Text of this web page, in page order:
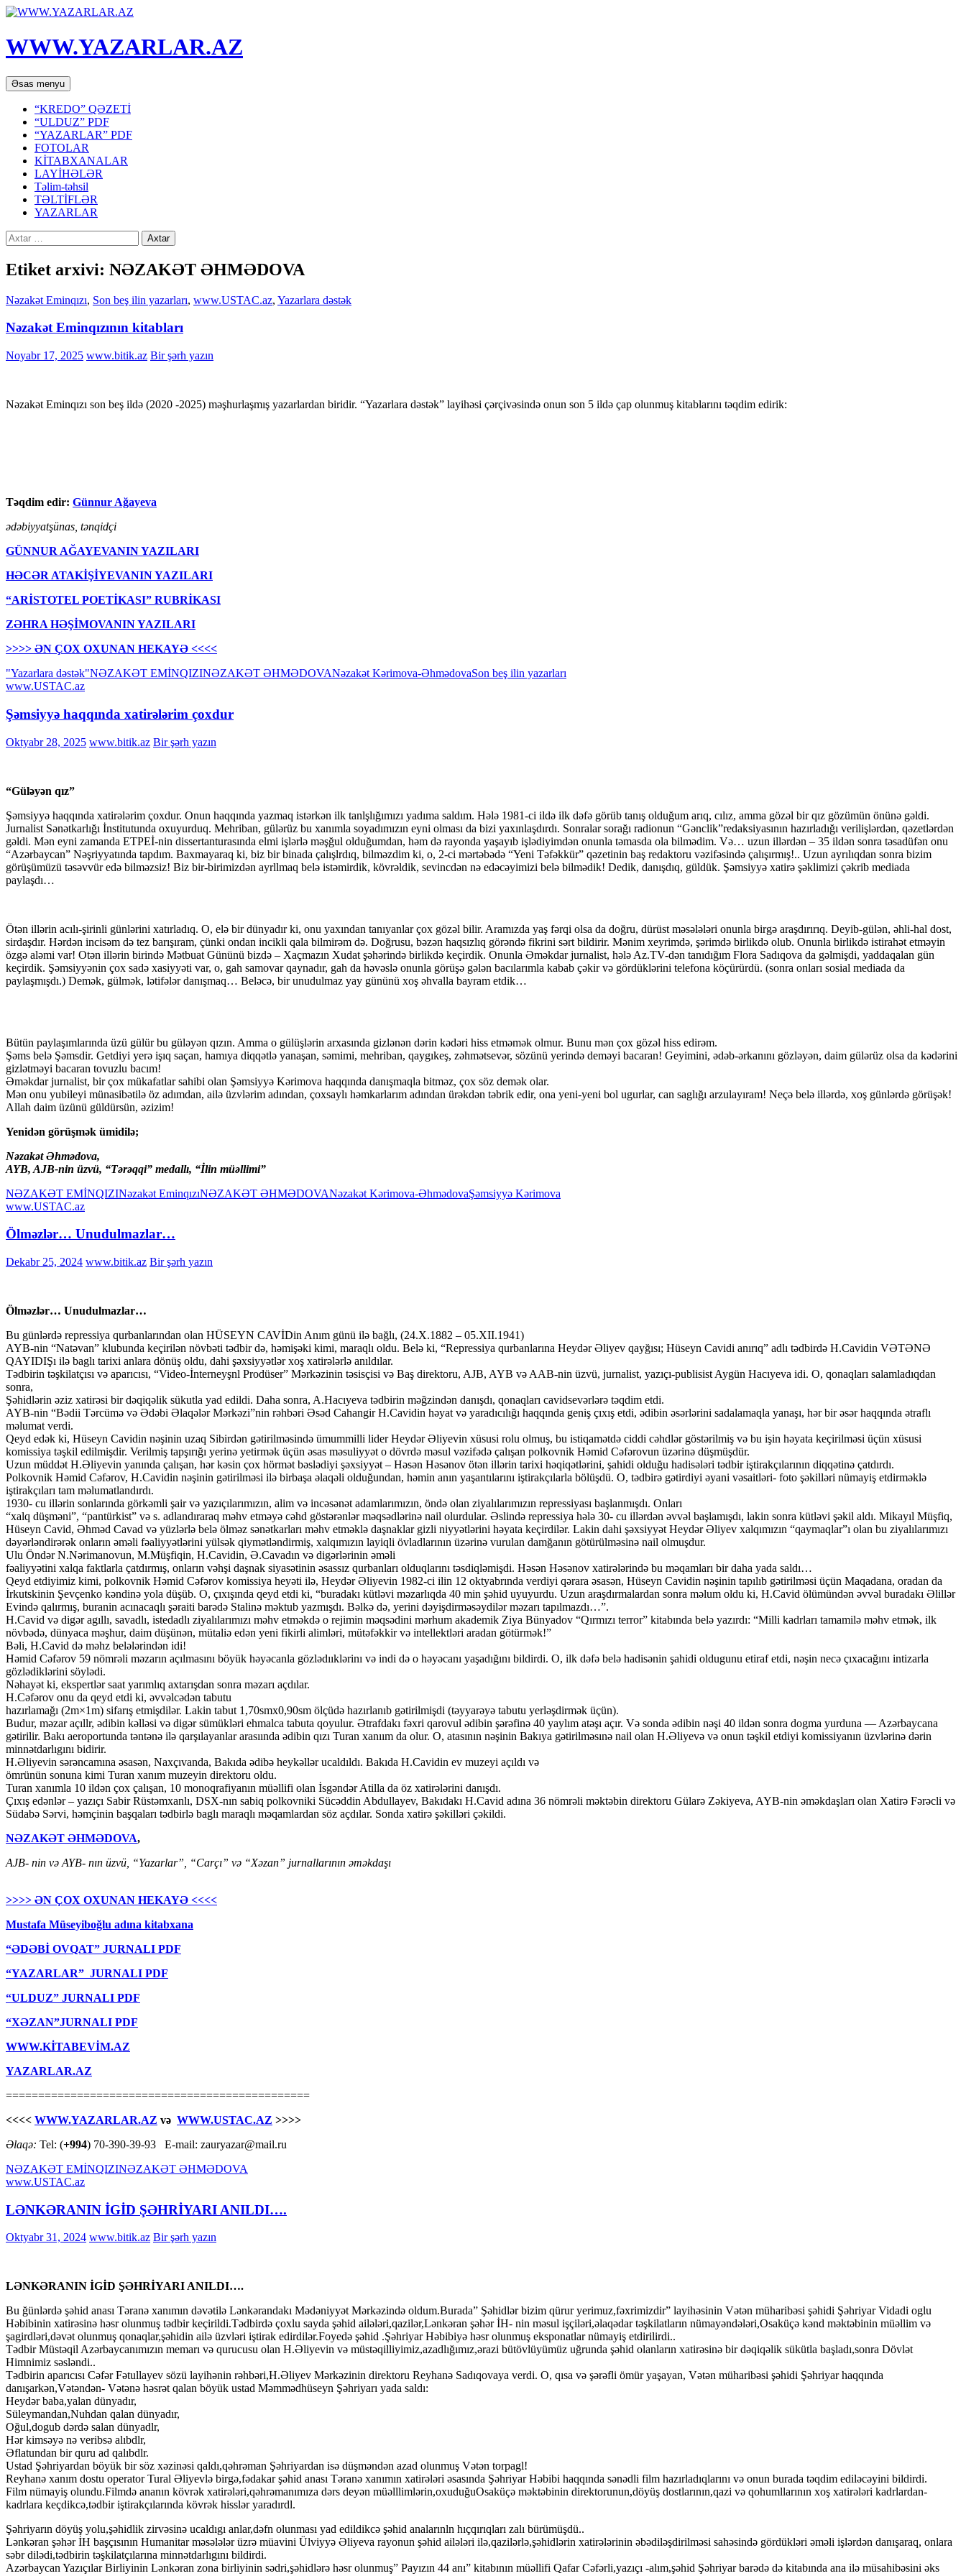
WWW.YAZARLAR.AZ
Axtar
Əsas menyu Mühtəviyyata
keç
“KREDO” QƏZETİ
“ULDUZ” PDF
“YAZARLAR” PDF
FOTOLAR
KİTABXANALAR
LAYİHƏLƏR
Təlim-təhsil
TƏLTİFLƏR
YAZARLAR
Axtarış:
Etiket arxivi: NƏZAKƏT ƏHMƏDOVA
Nəzakət Eminqızı, Son beş ilin yazarları, www.USTAC.az, Yazarlara dəstək
Nəzakət Eminqızının kitabları
Noyabr 17, 2025 www.bitik.az Bir şərh yazın
Nəzakət Eminqızı son beş ildə (2020 -2025) məşhurlaşmış yazarlardan biridir. “Yazarlara dəstək” layihəsi çərçivəsində onun son 5 ildə çap olunmuş kitablarını təqdim edirik:
Təqdim edir: Günnur Ağayeva
ədəbiyyatşünas, tənqidçi
GÜNNUR AĞAYEVANIN YAZILARI
HƏCƏR ATAKİŞİYEVANIN YAZILARI
“ARİSTOTEL POETİKASI” RUBRİKASI
ZƏHRA HƏŞİMOVANIN YAZILARI
>>>> ƏN ÇOX OXUNAN HEKAYƏ <<<<
"Yazarlara dəstək"NƏZAKƏT EMİNQIZINƏZAKƏT ƏHMƏDOVANəzakət Kərimova-ƏhmədovaSon beş ilin yazarları
www.USTAC.az
Şəmsiyyə haqqında xatirələrim çoxdur
Oktyabr 28, 2025 www.bitik.az Bir şərh yazın
“Güləyən qız”
Şəmsiyyə haqqında xatirələrim çoxdur. Onun haqqında yazmaq istərkən ilk tanlşlığımızı yadıma saldım. Hələ 1981-ci ildə ilk dəfə görüb tanış olduğum arıq, cılız, amma gözəl bir qız gözümün önünə gəldi.
Jurnalist Sənətkarlığı İnstitutunda oxuyurduq. Mehriban, gülərüz bu xanımla soyadımızın eyni olması da bizi yaxınlaşdırdı. Sonralar sorağı radionun “Gənclik”redaksiyasının hazırladığı verilişlərdən, qəzetlərdən
gəldi. Mən eyni zamanda ETPEİ-nin dissertanturasında elmi işlərlə məşğul olduğumdan, həm də rayonda yaşayıb işlədiyimdən onunla təmasda ola bilmədim. Və… uzun illərdən – 35 ildən sonra təsadüfən onu
“Azərbaycan” Nəşriyyatında tapdım. Baxmayaraq ki, biz bir binada çalışlrdıq, bilməzdim ki, o, 2-ci mərtəbədə “Yeni Təfəkkür” qəzetinin baş redaktoru vəzifəsində çalışırmış!.. Uzun ayrılıqdan sonra bizim
görüşümüzü təsəvvür edə bilməzsiz! Biz bir-birimizdən ayrllmaq belə istəmirdik, kövrəldik, sevincdən nə edəcəyimizi belə bilmədik! Dedik, danışdıq, güldük. Şəmsiyyə xatirə şəklimizi çəkrib mediada
paylaşdı…
Ötən illərin acılı-şirinli günlərini xatırladıq. O, elə bir dünyadır ki, onu yaxından tanıyanlar çox gözəl bilir. Aramızda yaş fərqi olsa da doğru, dürüst məsələləri onunla birgə araşdırırıq. Deyib-gülən, əhli-hal dost,
sirdaşdır. Hərdən incisəm də tez barışıram, çünki ondan incikli qala bilmirəm də. Doğrusu, bəzən haqsızlıq görəndə fikrini sərt bildirir. Mənim xeyrimdə, şərimdə birlikdə olub. Onunla birlikdə istirahət etməyin
özgə aləmi var! Otən illərin birində Mətbuat Gününü bizdə – Xaçmazın Xudat şəhərində birlikdə keçirdik. Onunla Əməkdar jurnalist, hələ Az.TV-dən tanıdığım Flora Sadıqova da gəlmişdi, yaddaqalan gün
keçirdik. Şəmsiyyənin çox sadə xasiyyəti var, o, gah samovar qaynadır, gah da həvəslə onunla görüşə gələn bacılarımla kabab çəkir və gördüklərini telefona köçürürdü. (sonra onları sosial mediada da
paylaşmışdı.) Demək, gülmək, lətifələr danışmaq… Beləcə, bir unudulmaz yay gününü xoş əhvalla bayram etdik…
Bütün paylaşımlarında üzü gülür bu güləyən qızın. Amma o gülüşlərin arxasında gizlənən dərin kədəri hiss etməmək olmur. Bunu mən çox gözəl hiss edirəm.
Şəms belə Şəmsdir. Getdiyi yerə işıq saçan, hamıya diqqətlə yanaşan, səmimi, mehriban, qaygıkeş, zəhmətsevər, sözünü yerində deməyi bacaran! Geyimini, ədəb-ərkanını gözləyən, daim gülərüz olsa da kədərini
gizlətməyi bacaran tovuzlu bacım!
Əməkdar jurnalist, bir çox mükafatlar sahibi olan Şəmsiyyə Kərimova haqqında danışmaqla bitməz, çox söz demək olar.
Mən onu yubileyi münasibətilə öz adımdan, ailə üzvlərim adından, çoxsaylı həmkarlarım adından ürəkdən təbrik edir, ona yeni-yeni bol ugurlar, can saglığı arzulayıram! Neçə belə illərdə, xoş günlərdə görüşək!
Allah daim üzünü güldürsün, əzizim!
Yenidən görüşmək ümidilə;
Nəzakət Əhmədova,
AYB, AJB-nin üzvü, “Tərəqqi” medallı, “İlin müəllimi”
NƏZAKƏT EMİNQIZINəzakət EminqızıNƏZAKƏT ƏHMƏDOVANəzakət Kərimova-ƏhmədovaŞəmsiyyə Kərimova
www.USTAC.az
Ölməzlər… Unudulmazlar…
Dekabr 25, 2024 www.bitik.az Bir şərh yazın
Ölməzlər… Unudulmazlar…
Bu günlərdə repressiya qurbanlarından olan HÜSEYN CAVİDin Anım günü ilə bağlı, (24.X.1882 – 05.XII.1941)
AYB-nin “Natəvan” klubunda keçirilən növbəti tədbir də, həmişəki kimi, maraqlı oldu. Belə ki, “Repressiya qurbanlarına Heydər Əliyev qayğısı; Hüseyn Cavidi anırıq” adlı tədbirdə H.Cavidin VƏTƏNƏ
QAYIDIŞı ilə baglı tarixi anlara dönüş oldu, dahi şəxsiyyətlər xoş xatirələrlə anıldılar.
Tədbirin təşkilatçısı və aparıcısı, “Video-İnterneyşnl Prodüser” Mərkəzinin təsisçisi və Baş direktoru, AJB, AYB və AAB-nin üzvü, jurnalist, yazıçı-publisist Aygün Hacıyeva idi. O, qonaqları salamladıqdan
sonra,
Şəhidlərin əziz xatirəsi bir dəqiqəlik sükutla yad edildi. Daha sonra, A.Hacıyeva tədbirin məğzindən danışdı, qonaqları cavidsevərlərə təqdim etdi.
AYB-nin “Bədii Tərcümə və Ədəbi Əlaqələr Mərkəzi”nin rəhbəri Əsəd Cahangir H.Cavidin həyat və yaradıcılığı haqqında geniş çıxış etdi, ədibin əsərlərini sadalamaqla yanaşı, hər bir əsər haqqında ətraflı
məlumat verdi.
Qeyd edək ki, Hüseyn Cavidin nəşinin uzaq Sibirdən gətirilməsində ümummilli lider Heydər Əliyevin xüsusi rolu olmuş, bu istiqamətdə ciddi cəhdlər göstərilmiş və bu işin həyata keçirilməsi üçün xüsusi
komissiya təşkil edilmişdir. Verilmiş tapşırığı yerinə yetirmək üçün əsas məsuliyyət o dövrdə məsul vəzifədə çalışan polkovnik Həmid Cəfərovun üzərinə düşmüşdür.
Uzun müddət H.Əliyevin yanında çalışan, hər kəsin çox hörmət bəslədiyi şəxsiyyət – Həsən Həsənov ötən illərin tarixi həqiqətlərini, şahidi olduğu hadisələri tədbir iştirakçılarının diqqətinə çatdırdı.
Polkovnik Həmid Cəfərov, H.Cavidin nəşinin gətirilməsi ilə birbaşa əlaqəli olduğundan, həmin anın yaşantılarını iştirakçılarla bölüşdü. O, tədbirə gətirdiyi əyani vəsaitləri- foto şəkilləri nümayiş etdirməklə
iştirakçıları tam məlumatlandırdı.
1930- cu illərin sonlarında görkəmli şair və yazıçılarımızın, alim və incəsənət adamlarımızın, öndə olan ziyalılarımızın repressiyası başlanmışdı. Onları
“xalq düşməni”, “pantürkist” və s. adlandıraraq məhv etməyə cəhd göstərənlər məqsədlərinə nail olurdular. Əslində repressiya hələ 30- cu illərdən əvvəl başlamışdı, lakin sonra kütləvi şəkil aldı. Mikayıl Müşfiq,
Hüseyn Cavid, Əhməd Cavad və yüzlərlə belə ölməz sənətkarları məhv etməklə daşnaklar gizli niyyətlərini həyata keçirdilər. Lakin dahi şəxsiyyət Heydər Əliyev xalqımızın “qaymaqlar”ı olan bu ziyalılarımızı
dəyərləndirərək onların əməli fəaliyyətlərini yülsək qiymətləndirmiş, xalqımızın layiqli övladlarının üzərinə vurulan damğanın götürülməsinə nail olmuşdur.
Ulu Öndər N.Nərimanovun, M.Müşfiqin, H.Cavidin, Ə.Cavadın və digərlərinin əməli
fəaliyyətini xalqa faktlarla çatdırmış, onların vəhşi daşnak siyasətinin əsassız qurbanları olduqlarını təsdiqləmişdi. Həsən Həsənov xatirələrində bu məqamları bir daha yada saldı…
Qeyd etdiyimiz kimi, polkovnik Həmid Cəfərov komissiya heyəti ilə, Heydər Əliyevin 1982-ci ilin 12 oktyabrında verdiyi qərara əsasən, Hüseyn Cavidin nəşinin tapılıb gətirilməsi üçün Maqadana, oradan da
İrkutskinin Şevçenko kəndinə yola düşüb. O, çıxışında qeyd etdi ki, “buradakı kütləvi məzarlıqda 40 min şəhid uyuyurdu. Uzun araşdırmalardan sonra məlum oldu ki, H.Cavid ölümündən əvvəl buradakı Əlillər
Evində qalırmış, buranin acınacaqlı şəraiti barədə Stalinə məktub yazmışdı. Bəlkə də, yerini dəyişdirməsəydilər məzarı tapılmazdı…”.
H.Cavid və digər agıllı, savadlı, istedadlı ziyalılarımızı məhv etməkdə o rejimin məqsədini mərhum akademik Ziya Bünyadov “Qırmızı terror” kitabında belə yazırdı: “Milli kadrları tamamilə məhv etmək, ilk
növbədə, dünyaca məşhur, daim düşünən, mütaliə edən yeni fikirli alimləri, mütəfəkkir və intellektləri aradan götürmək!”
Bəli, H.Cavid də məhz belələrindən idi!
Həmid Cəfərov 59 nömrəli məzarın açılmasını böyük həyəcanla gözlədııklərinı və indi də o həyəcanı yaşadığını bildirdi. O, ilk dəfə belə hadisənin şahidi oldugunu etiraf etdi, nəşin necə çıxacağını intizarla
gözlədiklərini söylədi.
Nəhayət ki, ekspertlər saat yarımlıq axtarışdan sonra məzarı açdılar.
H.Cəfərov onu da qeyd etdi ki, əvvəlcədən tabutu
hazırlamağı (2m×1m) sifarış etmişdilər. Lakin tabut 1,70smx0,90sm ölçüdə hazırlanıb gətirilmişdi (təyyarəyə tabutu yerləşdirmək üçün).
Budur, məzar açıllr, ədibin kəlləsi və digər sümükləri ehmalca tabuta qoyulur. Ətrafdakı fəxri qarovul ədibin şərəfinə 40 yaylım atəşı açır. Və sonda ədibin nəşi 40 ildən sonra dogma yurduna — Azərbaycana
gətirilir. Bakı aeroportunda təntənə ilə qarşılayanlar arasıında ədibin qızı Turan xanıım da olur. O, atasının nəşinin Bakıya gətirilməsınə nail olan H.Əliyevə və onun təşkil etdiyi komissiyanın üzvlərinə dərin
minnətdarlıgını bidirir.
H.Əliyevin sərəncamına əsasən, Naxçıvanda, Bakıda ədibə heykəllər ucaldıldı. Bakıda H.Cavidin ev muzeyi açıldı və
ömrünün sonuna kimi Turan xanım muzeyin direktoru oldu.
Turan xanımla 10 ildən çox çalışan, 10 monoqrafiyanın müəllifi olan İsgəndər Atilla da öz xatirələrini danışdı.
Çıxış edənlər – yazıçı Sabir Rüstəmxanlı, DSX-nın sabiq polkovniki Sücəddin Abdullayev, Bakıdakı H.Cavid adına 36 nömrəli məktəbin direktoru Gülarə Zəkiyeva, AYB-nin əməkdaşları olan Xatirə Fərəcli və
Südabə Sərvi, həmçinin başqaları tədbirlə baglı maraqlı məqamlardan söz açdılar. Sonda xatirə şəkilləri çəkildi.
NƏZAKƏT ƏHMƏDOVA,
AJB- nin və AYB- nın üzvü, “Yazarlar”, “Carçı” və “Xəzan” jurnallarının əməkdaşı
>>>> ƏN ÇOX OXUNAN HEKAYƏ <<<<
Mustafa Müseyiboğlu adına kitabxana
“ƏDƏBİ OVQAT” JURNALI PDF
“YAZARLAR” JURNALI PDF
“ULDUZ” JURNALI PDF
“XƏZAN”JURNALI PDF
WWW.KİTABEVİM.AZ
YAZARLAR.AZ
===============================================
<<<< WWW.YAZARLAR.AZ və WWW.USTAC.AZ >>>>
Əlaqə: Tel: (+994) 70-390-39-93 E-mail: zauryazar@mail.ru
NƏZAKƏT EMİNQIZINƏZAKƏT ƏHMƏDOVA
www.USTAC.az
LƏNKƏRANIN İGİD ŞƏHRİYARI ANILDI….
Oktyabr 31, 2024 www.bitik.az Bir şərh yazın
LƏNKƏRANIN İGİD ŞƏHRİYARI ANILDI….
Bu ğünlərdə şəhid anası Təranə xanımın dəvətilə Lənkərandakı Mədəniyyət Mərkəzində oldum.Burada” Şəhidlər bizim qürur yerimuz,fəxrimizdir” layihəsinin Vətən müharibəsi şəhidi Şəhriyar Vidadi oglu
Həbibinin xatirəsinə həsr olunmuş tədbir keçirildi.Tədbirdə çoxlu sayda şəhid ailələri,qazilər,Lənkəran şəhər İH- nin məsul işçiləri,əlaqədar təşkilatların nümayəndələri,Osaküçə kənd məktəbinin müəllim və
şagirdləri,dəvət olunmuş qonaqlar,şəhidin ailə üzvləri iştirak edirdilər.Foyedə şəhid .Şəhriyar Həbibiyə həsr olunmuş eksponatlar nümayiş etdirilirdi..
Tədbir Müstəqil Azərbaycanımızın memarı və qurucusu olan H.Əliyevin və müstəqilliyimiz,azadlığımız,ərazi bütövlüyümüz uğrunda şəhid olanların xatirəsinə bir dəqiqəlik sükütla başladı,sonra Dövlət
Himnimiz səsləndi..
Tədbirin aparıcısı Cəfər Fətullayev sözü layihənin rəhbəri,H.Əliyev Mərkəzinin direktoru Reyhanə Sadıqovaya verdi. O, qısa və şərəfli ömür yaşayan, Vətən müharibəsi şəhidi Şəhriyar haqqında
danışarkən,Vətəndən- Vətənə həsrət qalan böyük ustad Məmmədhüseyn Şəhriyarı yada saldı:
Heydər baba,yalan dünyadır,
Süleymandan,Nuhdan qalan dünyadır,
Oğul,dogub dərdə salan dünyadlr,
Hər kimsəyə nə veribsə alıbdlr,
Əflatundan bir quru ad qalıbdlr.
Ustad Şəhriyardan böyük bir söz xəzinəsi qaldı,qəhrəman Şəhriyardan isə düşməndən azad olunmuş Vətən torpagl!
Reyhanə xanım dostu operator Tural Əliyevlə birgə,fədakar şəhid anası Təranə xanımın xatirələri əsasında Şəhriyar Həbibi haqqında sənədli film hazırladıqlarını və onun burada təqdim ediləcəyini bildirdi.
Film nümayiş olundu.Filmdə ananın kövrək xatirələri,qəhrəmanımıza dərs deyən müəlllimlərin,oxuduğuOsaküçə məktəbinin direktorunun,döyüş dostlarının,qazi və qohumllarının xoş xatirələri kadrlardan-
kadrlara keçdikcə,tədbir iştirakçılarında kövrək hisslər yaradırdl.
Şəhriyarın döyüş yolu,şəhidlik zirvəsinə ucaldıgı anlar,dəfn olunması yad edildikcə şəhid analarınln hıçqırıqları zalı bürümüşdü..
Lənkəran şəhər İH başçısının Humanitar məsələlər üzrə müavini Ülviyyə Əliyeva rayonun şəhid ailələri ilə,qazilərlə,şəhidlərin xatirələrinin əbədiləşdirilməsi sahəsində gördükləri əməli işlərdən danışaraq, onlara
səbr dilədi,tədbirin təşkilatçılarına minnətdarlıgını bildirdi.
Azərbaycan Yazıçılar Birliyinin Lənkəran zona birliyinin sədri,şəhidlərə həsr olunmuş” Payızın 44 anı” kitabının müəllifi Qafar Cəfərli,yazıçı -alım,şəhid Şəhriyar barədə də kitabında ana ilə müsahibəsini əks